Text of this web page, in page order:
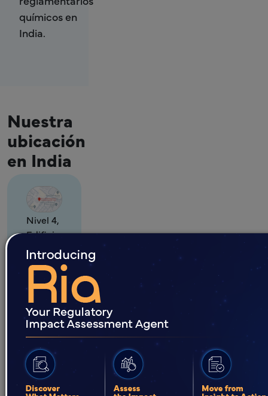
químicos en
India.
Nuestra
ubicación
en India
Nivel 4,
Edificio
n.º H-
08,
Phoenix
SEZ,
HITEC
City 2,
Gachibowli,
Hyderabad
–
500081,
India